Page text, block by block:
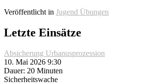
Veröffentlicht in Jugend Übungen
Letzte Einsätze
Absicherung Urbanusprozession
10. Mai 2026 9:30
Dauer: 20 Minuten
Sicherheitswache